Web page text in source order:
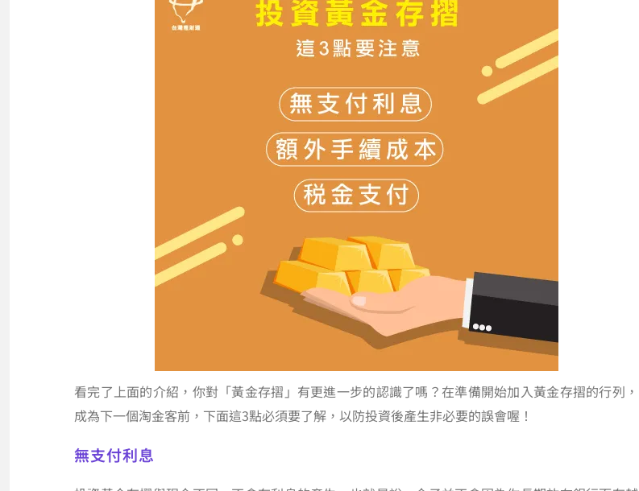
看完了上面的介紹，你對「黃金存摺」有更進一步的認識了嗎？在準備開始加入黃金存摺的行列，
成為下一個淘金客前，下面這3點必須要了解，以防投資後產生非必要的誤會喔！
無支付利息